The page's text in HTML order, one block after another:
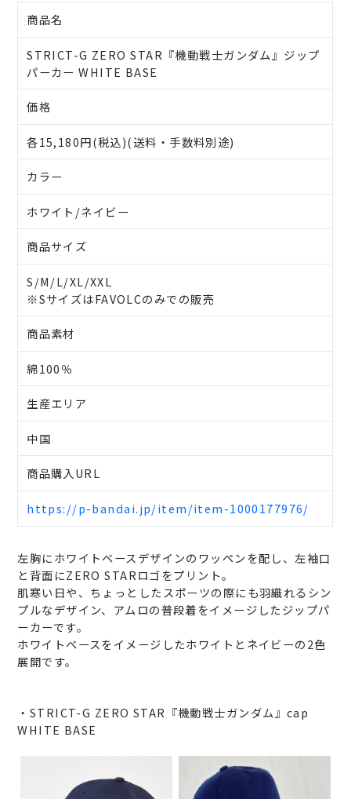
商品名
STRICT-G ZERO STAR『機動戦士ガンダム』ジップ
パーカー WHITE BASE
価格
各15,180円(税込)(送料・手数料別途)
カラー
ホワイト/ネイビー
商品サイズ
S/M/L/XL/XXL
※SサイズはFAVOLCのみでの販売
商品素材
綿100％
生産エリア
中国
商品購入URL
https://p-bandai.jp/item/item-1000177976/
左胸にホワイトベースデザインのワッペンを配し、左袖口
と背面にZERO STARロゴをプリント。
肌寒い日や、ちょっとしたスポーツの際にも羽織れるシン
プルなデザイン、アムロの普段着をイメージしたジップパ
ーカーです。
ホワイトベースをイメージしたホワイトとネイビーの2色
展開です。
・STRICT-G ZERO STAR『機動戦士ガンダム』cap
WHITE BASE